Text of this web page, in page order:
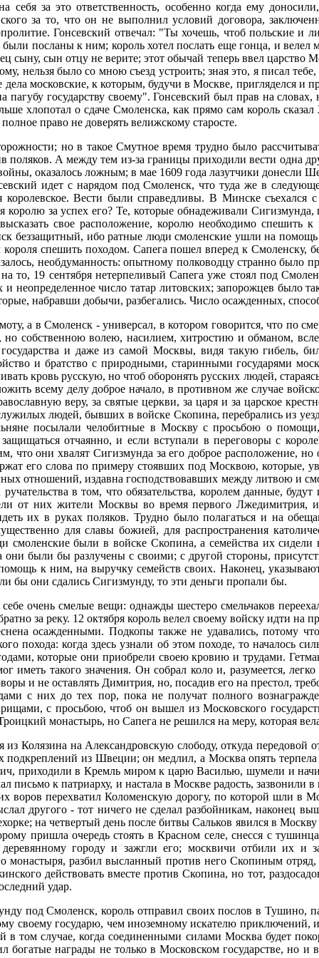
за это ответственность, особенно когда ему
за то, что он не выполнил условий договора,
Гонсевский отвечал: "Ты хочешь, чтоб польские и
посланы к ним; король хотел послать еще гонца, и
сыну, сын отцу не верите; этот обычай теперь ввел
нельзя было со мною съезд устроить; зная это, я писал
московские, к которым, будучи в Москве, пригляделся
пагубу государству своему". Гонсевский был прав на
хлопотал о сдаче Смоленска, как прямо сам король
право не доверять велижскому старосте.
но в такое Смутное время трудно было
поляков. А между тем из-за границы приходили вести одна
оказалось ложным; в мае 1609 года лазутчики донесли
идет с нарядом под Смоленск, что туда же в
Вести были справедливы. В Минске съехался
королю за успех его? Те, которые обнадеживали
высказать свое расположение, королю необходимо
беззащитный, ибо ратные люди смоленские ушли на
спешить походом. Сапега пошел вперед к Смоленску,
необдуманность: опытному полководцу странно было
то, 19 сентября нетерпеливый Сапега уже стоял под
неопределенное число татар литовских; запорожцев было
набравши добычи, разбегались. Число осажденных,
а в Смоленск - универсал, в котором говорится, что по
собственною волею, насилием, хитростию и обманом,
и даже из самой Москвы, видя такую гибель,
и братство с природными, старинными государями
кровь русскую, но чтоб оборонять русских людей,
всему делу доброе начало, в противном же случае
веру, за святые церкви, за царя и за царское
людей, бывших в войске Скопина, перебрались из
посылали челобитные в Москву с просьбою о
отчаянно, и если вступали в переговоры с
что они хвалят Сигизмунда за его доброе расположение,
его слова по примеру стоявших под Москвою, которые,
отношений, издавна господствовавших между литвою и
в том, что обязательства, королем данные,
от них жители Москвы во время первого
их в руках поляков. Трудно было полагаться и на
для славы божией, для распространения
были в войске Скопина, а семейства их сидели
они были бы разлучены с своими; с другой стороны,
к ним, на выручку семейств своих. Наконец,
бы они сдались Сигизмунду, то эти деньги пропали бы.
очень смелые вещи: однажды шестеро смельчаков
за реку. 12 октября король велел своему войску идти на
осажденными. Подкопы также не удавались, потому
похода: когда здесь узнали об этом походе, то началось
которые они приобрели своею кровию и трудами.
такого значения. Он собрал коло и, разумеется,
и не оставлять Димитрия, но, посадив его на престол,
с них до тех пор, пока не получат полного
с просьбою, чтоб он вышел из Московского
монастырь, но Сапега не решился на меру, которая
Колязина на Александровскую слободу, откуда передовой
из Швеции; он медлил, а Москва опять
приходили в Кремль миром к царю Василью, шумели и
к патриарху, и настала в Москве радость, зазвонили
воров перехватил Коломенскую дорогу, по которой шли в
другого - тот ничего не сделал разбойникам, наконец
на четвертый день после битвы Сальков явился в
пришла очередь стоять в Красном селе, снесся с
городу и зажгли его; москвичи отбили их и
монастыря, разбил высланный против него Скопиным
действовать вместе против Скопина, но тот,
удар.
под Смоленск, король отправил своих послов в
своему государю, чем иноземному искателю
том случае, когда соединенными силами Москва будет
богатые награды не только в Московском государстве, но